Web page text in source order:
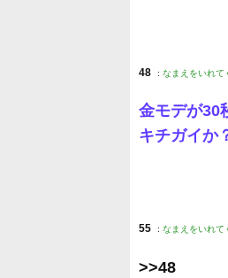
48 : なまえをいれて
金モデが30
キチガイか
55 : なまえをいれて
>>48